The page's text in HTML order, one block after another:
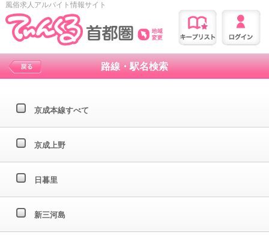
風俗求人アルバイト情報サイト
路線・駅名検索
京成本線すべて
京成上野
日暮里
新三河島